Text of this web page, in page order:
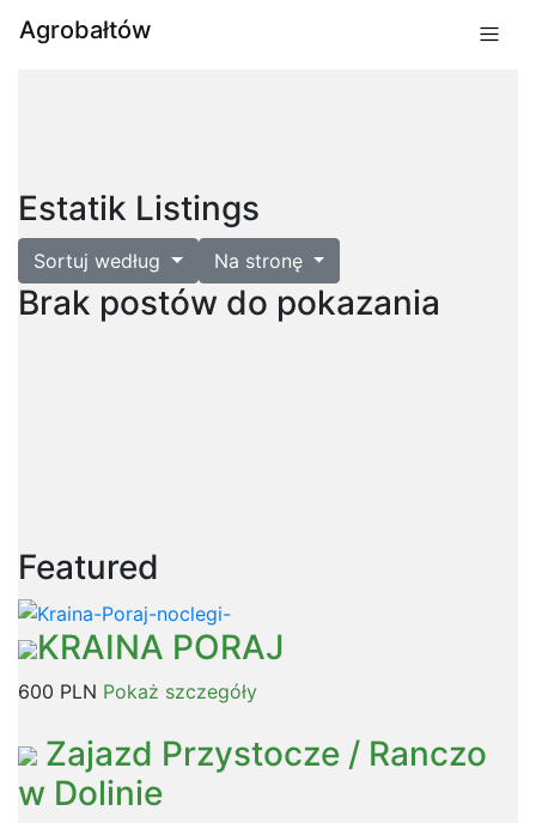
Agrobałtów
Estatik Listings
Sortuj według Na stronę
Brak postów do pokazania
Featured
KRAINA PORAJ
600 PLN Pokaż szczegóły
Zajazd Przystocze / Ranczo
w Dolinie